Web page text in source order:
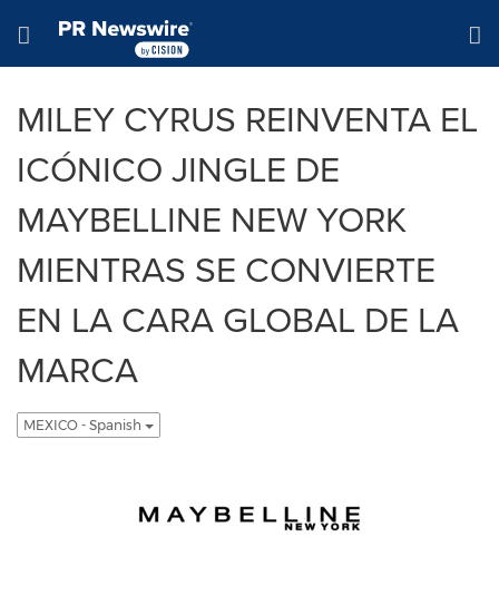
Hamburger menu
MILEY CYRUS REINVENTA EL
ICÓNICO JINGLE DE
MAYBELLINE NEW YORK
MIENTRAS SE CONVIERTE
EN LA CARA GLOBAL DE LA
MARCA
MEXICO - Spanish